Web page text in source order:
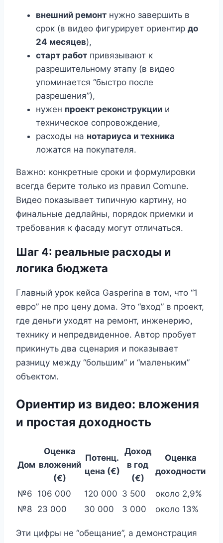
внешний ремонт нужно завершить в
срок (в видео фигурирует ориентир до
24 месяцев),
старт работ привязывают к
разрешительному этапу (в видео
упоминается “быстро после
разрешения”),
нужен проект реконструкции и
техническое сопровождение,
расходы на нотариуса и техника
ложатся на покупателя.
Важно: конкретные сроки и формулировки
всегда берите только из правил Comune.
Видео показывает типичную картину, но
финальные дедлайны, порядок приемки и
требования к фасаду могут отличаться.
Шаг 4: реальные расходы и
логика бюджета
Главный урок кейса Gasperina в том, что “1
евро” не про цену дома. Это “вход” в проект,
где деньги уходят на ремонт, инженерию,
технику и непредвиденное. Автор пробует
прикинуть два сценария и показывает
разницу между “большим” и “маленьким”
объектом.
Ориентир из видео: вложения
и простая доходность
Дом
Оценка
вложений
(€)
Потенц.
цена (€)
Доход
в год
(€)
Оценка
доходности
№6 106 000 120 000 3 500
около 2,9%
№8 23 000 30 000 3 000 около 13%
Эти цифры не “обещание”, а демонстрация